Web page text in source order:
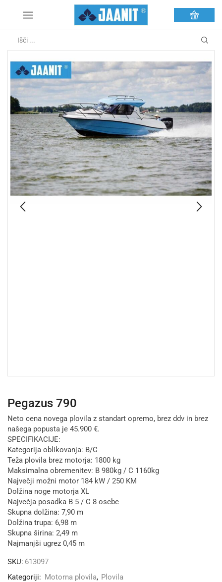
Pegazus 790
Neto cena novega plovila z standart opremo, brez ddv in brez
našega popusta je 45.900 €.
SPECIFIKACIJE:
Kategorija oblikovanja: B/C
Teža plovila brez motorja: 1800 kg
Maksimalna obremenitev: B 980kg / C 1160kg
Največji možni motor 184 kW / 250 KM
Dolžina noge motorja XL
Največja posadka B 5 / C 8 osebe
Skupna dolžina: 7,90 m
Dolžina trupa: 6,98 m
Skupna širina: 2,49 m
Najmanjši ugrez 0,45 m
SKU: 613097
Kategoriji: Motorna plovila, Plovila